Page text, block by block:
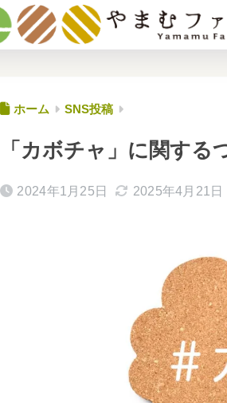
ホーム SNS投稿
「カボチャ」に関する
2024年1月25日 2025年4月21日